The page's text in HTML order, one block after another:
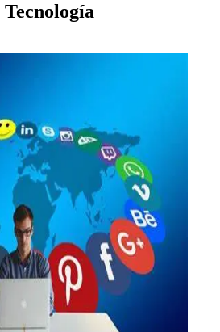
Tecnología